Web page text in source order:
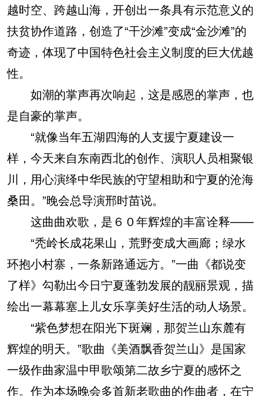
越时空、跨越山海，开创出一条具有示范意义的
扶贫协作道路，创造了“干沙滩”变成“金沙滩”的
奇迹，体现了中国特色社会主义制度的巨大优越
性。
如潮的掌声再次响起，这是感恩的掌声，也
是自豪的掌声。
“就像当年五湖四海的人支援宁夏建设一
样，今天来自东南西北的创作、演职人员相聚银
川，用心演绎中华民族的守望相助和宁夏的沧海
桑田。”晚会总导演邢时苗说。
这曲曲欢歌，是６０年辉煌的丰富诠释——
“秃岭长成花果山，荒野变成大画廊；绿水
环抱小村寨，一条新路通远方。”一曲《都说变
了样》勾勒出今日宁夏蓬勃发展的靓丽景观，描
绘出一幕幕塞上儿女乐享美好生活的动人场景。
“紫色梦想在阳光下斑斓，那贺兰山东麓有
辉煌的明天。”歌曲《美酒飘香贺兰山》是国家
一级作曲家温中甲歌颂第二故乡宁夏的感怀之
作。作为本场晚会多首新老歌曲的作曲者，在宁